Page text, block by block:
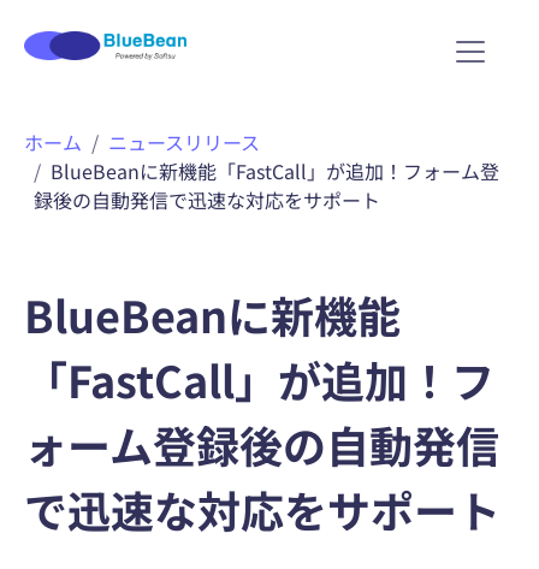
ホーム
ニュースリリース
BlueBeanに新機能「FastCall」が追加！フォーム登
録後の自動発信で迅速な対応をサポート
BlueBeanに新機能
「FastCall」が追加！フ
ォーム登録後の自動発信
で迅速な対応をサポート